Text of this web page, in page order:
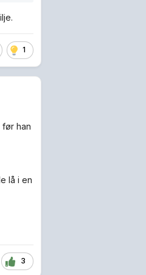
1
han
lå i en
3